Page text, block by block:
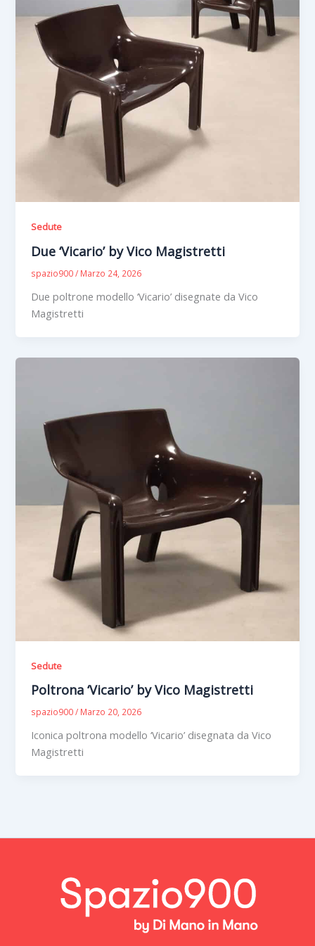
Sedute
Due ‘Vicario’ by Vico Magistretti
spazio900/ Marzo 24, 2026
Due poltrone modello ‘Vicario’ disegnate da Vico
Magistretti
Sedute
Poltrona ‘Vicario’ by Vico Magistretti
spazio900/ Marzo 20, 2026
Iconica poltrona modello ‘Vicario’ disegnata da Vico
Magistretti